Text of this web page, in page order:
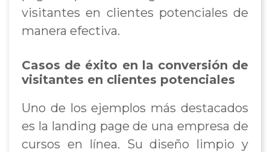
visitantes en clientes potenciales de
manera efectiva.
Casos de éxito en la conversión de
visitantes en clientes potenciales
Uno de los ejemplos más destacados
es la landing page de una empresa de
cursos en línea. Su diseño limpio y